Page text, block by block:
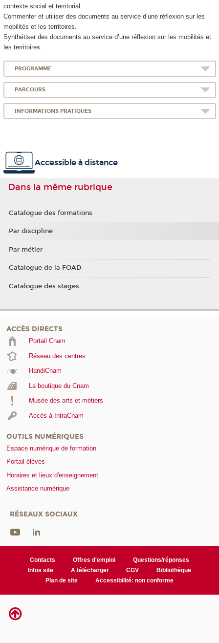
contexte social et territorial.
Commenter et utiliser des documents au service d’une réflexion sur les
mobilités et les territoires.
Synthétiser des documents au service d’une réflexion sur les mobilités et
les territoires.
PROGRAMME
PARCOURS
INFORMATIONS PRATIQUES
Accessible à distance
Dans la même rubrique
Catalogue des formations
Par discipline
Par métier
Catalogue de la FOAD
Catalogue des stages
ACCÈS DIRECTS
Portail Cnam
Réseau des centres
HandiCnam
La boutique du Cnam
Musée des arts et métiers
Accès à IntraCnam
OUTILS NUMÉRIQUES
Espace numérique de formation
Portail élèves
Horaires et lieux d'enseignement
Assistance numérique
RÉSEAUX SOCIAUX
Contacts Offres d'emploi
Questions/réponses
Infos site
A télécharger CGV
Bibliothèque
Plan de site
Accessibilité: non conforme